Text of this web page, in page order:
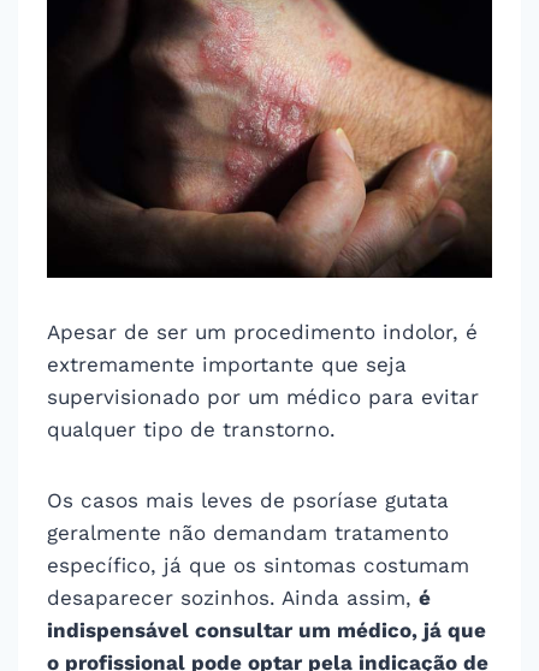
Apesar de ser um procedimento indolor, é
extremamente importante que seja
supervisionado por um médico para evitar
qualquer tipo de transtorno.
Os casos mais leves de psoríase gutata
geralmente não demandam tratamento
específico, já que os sintomas costumam
desaparecer sozinhos. Ainda assim, é
indispensável consultar um médico, já que
o profissional pode optar pela indicação de